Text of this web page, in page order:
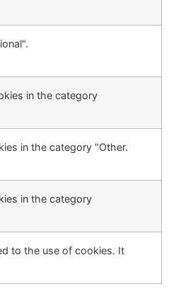
in the category
in the category "Other.
in the category
to the use of cookies. It